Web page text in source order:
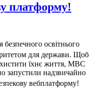
платформу!
освітнього
для держави. Щоб
їхнє життя, МВС
надзвичайно
вебплатформу!